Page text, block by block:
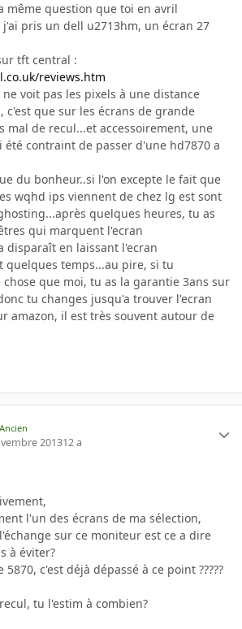
même question que toi en avril
pris un dell u2713hm, un écran 27
tft central :
reviews.htm
voit pas les pixels à une distance
c'est que sur les écrans de grande
mal de recul...et accessoirement, une
été contraint de passer d'une hd7870 a
du bonheur..si l'on excepte le fait que
wqhd ips viennent de chez lg est sont
quelques heures, tu as
qui marquent l'ecran
disparaît en laissant l'ecran
quelques temps...au pire, si tu
que moi, tu as la garantie 3ans sur
tu changes jusqu'a trouver l'ecran
amazon, il est très souvent autour de
Ancien
201312 a
l'un des écrans de ma sélection,
sur ce moniteur est ce a dire
à éviter?
c'est déjà dépassé à ce point ?????
tu l'estim à combien?